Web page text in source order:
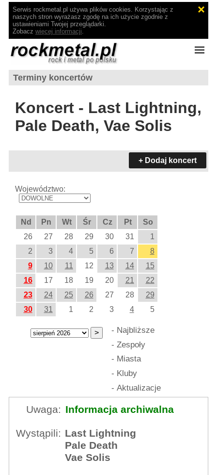
Serwis rockmetal.pl używa plików cookies. Korzystając z
naszych stron wyrażasz zgodę na ich użycie zgodnie z
ustawieniami Twojej przeglądarki.
Zobacz więcej informacji.
Terminy koncertów
Koncert - Last Lightning,
Pale Death, Vae Solis
+ Dodaj koncert
Województwo:
Nd Pn Wt Śr Cz Pt
So
26
27 28 29 30 31
1
2
3 4 5 6 7
8
9
10 11 12 13 14
15
16
17 18 19 20 21
22
23
24 25 26 27 28
29
30
31 1 2 3 4 5
- Najbliższe
- Zespoły
- Miasta
- Kluby
- Aktualizacje
Uwaga: Informacja archiwalna
Wystąpili: Last Lightning
Pale Death
Vae Solis